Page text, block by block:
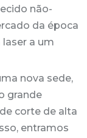
não-
da época
a um
nova sede,
grande
corte de alta
entramos